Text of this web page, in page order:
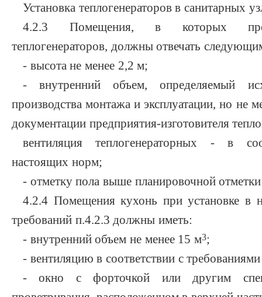
Установка теплогенераторов в санитарных
4.2.3 Помещения, в которых
теплогенераторов, должны отвечать
- высота не менее 2,2 м;
- внутренний объем, определяемый
производства монтажа и эксплуатации, но не
документации предприятия-изготовителя
вентиляция теплогенераторных - в
настоящих норм;
- отметку пола выше планировочной
4.2.4 Помещения кухонь при установке в
требований п.4.2.3 должны иметь:
- внутренний объем не менее 15 м3;
- вентиляцию в соответствии с
- окно с форточкой или другим